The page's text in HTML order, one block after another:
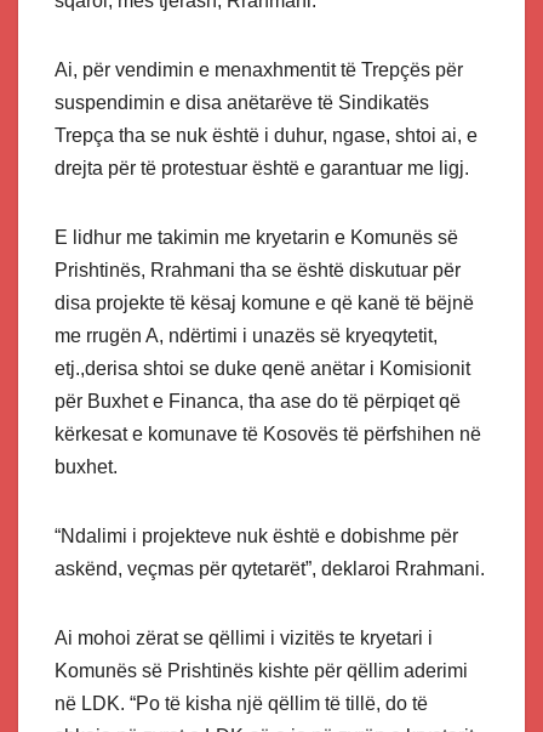
Ai, për vendimin e menaxhmentit të Trepçës për
suspendimin e disa anëtarëve të Sindikatës
Trepça tha se nuk është i duhur, ngase, shtoi ai, e
drejta për të protestuar është e garantuar me ligj.
E lidhur me takimin me kryetarin e Komunës së
Prishtinës, Rrahmani tha se është diskutuar për
disa projekte të kësaj komune e që kanë të bëjnë
me rrugën A, ndërtimi i unazës së kryeqytetit,
etj.,derisa shtoi se duke qenë anëtar i Komisionit
për Buxhet e Financa, tha ase do të përpiqet që
kërkesat e komunave të Kosovës të përfshihen në
buxhet.
“Ndalimi i projekteve nuk është e dobishme për
askënd, veçmas për qytetarët”, deklaroi Rrahmani.
Ai mohoi zërat se qëllimi i vizitës te kryetari i
Komunës së Prishtinës kishte për qëllim aderimi
në LDK. “Po të kisha një qëllim të tillë, do të